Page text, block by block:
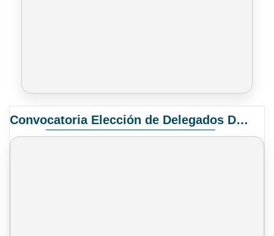
Convocatoria Elección de Delegados Docentes para el XIV Congreso Nacional de Universidades